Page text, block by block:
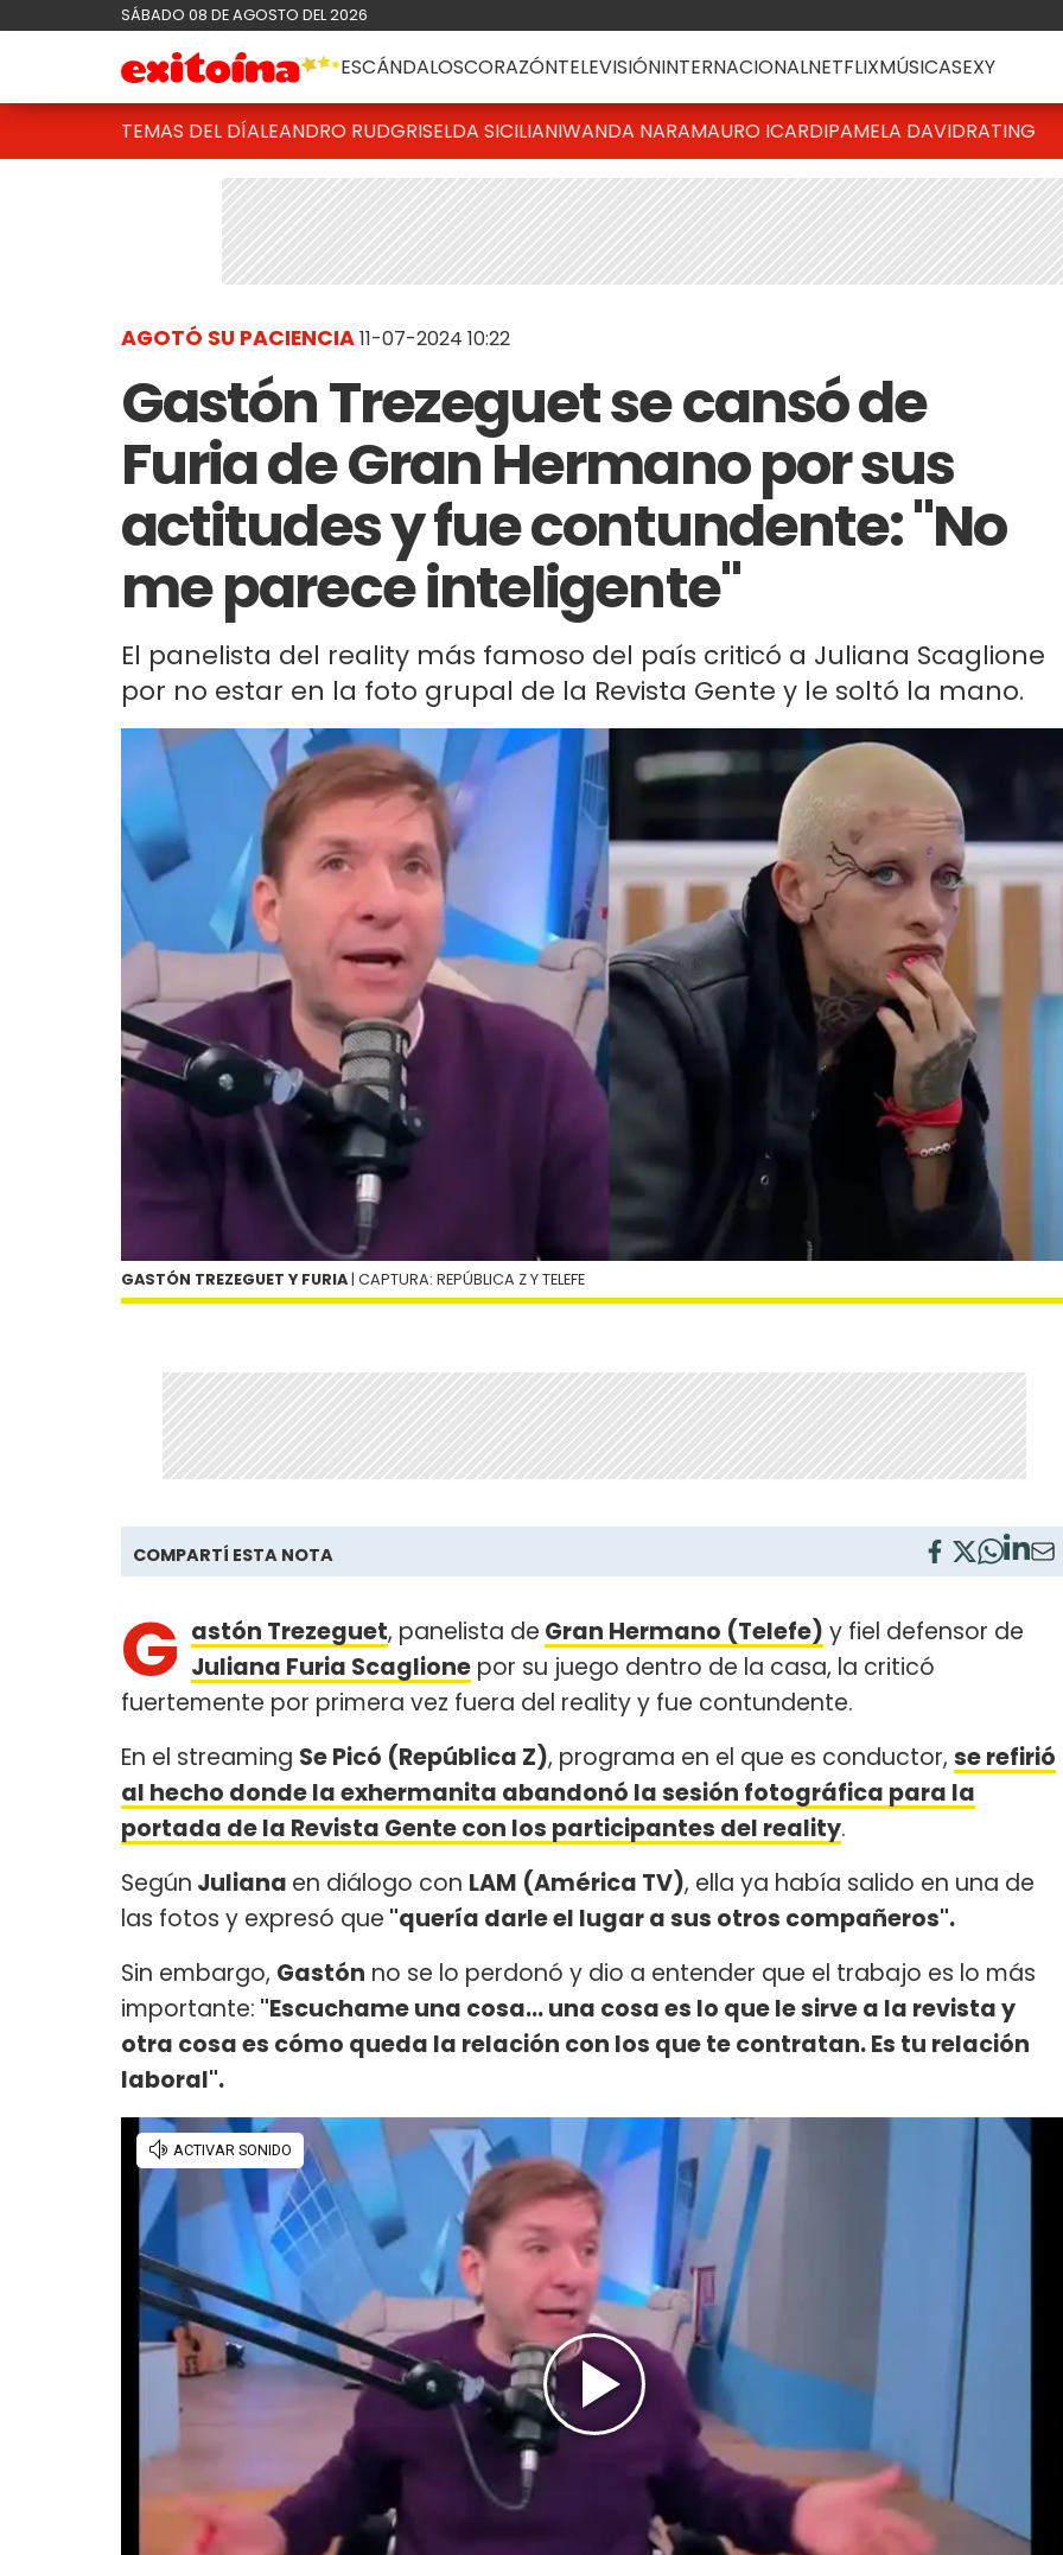
SÁBADO 08 DE AGOSTO DEL 2026
ESCÁNDALOSCORAZÓNTELEVISIÓNINTERNACIONALNETFLIXMÚSICASEXY
TEMAS DEL DÍALEANDRO RUDGRISELDA SICILIANIWANDA NARAMAURO ICARDIPAMELA DAVIDRATING
AGOTÓ SU PACIENCIA11-07-2024 10:22
Gastón Trezeguet se cansó de
Furia de Gran Hermano por sus
actitudes y fue contundente: "No
me parece inteligente"
El panelista del reality más famoso del país criticó a Juliana Scaglione
por no estar en la foto grupal de la Revista Gente y le soltó la mano.
GASTÓN TREZEGUET Y FURIA | CAPTURA: REPÚBLICA Z Y TELEFE
COMPARTÍ ESTA NOTA
G astón Trezeguet, panelista de Gran Hermano (Telefe) y fiel defensor de
Juliana Furia Scaglione por su juego dentro de la casa, la criticó
fuertemente por primera vez fuera del reality y fue contundente.
En el streaming Se Picó (República Z), programa en el que es conductor, se refirió
al hecho donde la exhermanita abandonó la sesión fotográfica para la
portada de la Revista Gente con los participantes del reality.
Según Juliana en diálogo con LAM (América TV), ella ya había salido en una de
las fotos y expresó que "quería darle el lugar a sus otros compañeros".
Sin embargo, Gastón no se lo perdonó y dio a entender que el trabajo es lo más
importante: "Escuchame una cosa... una cosa es lo que le sirve a la revista y
otra cosa es cómo queda la relación con los que te contratan. Es tu relación
laboral".